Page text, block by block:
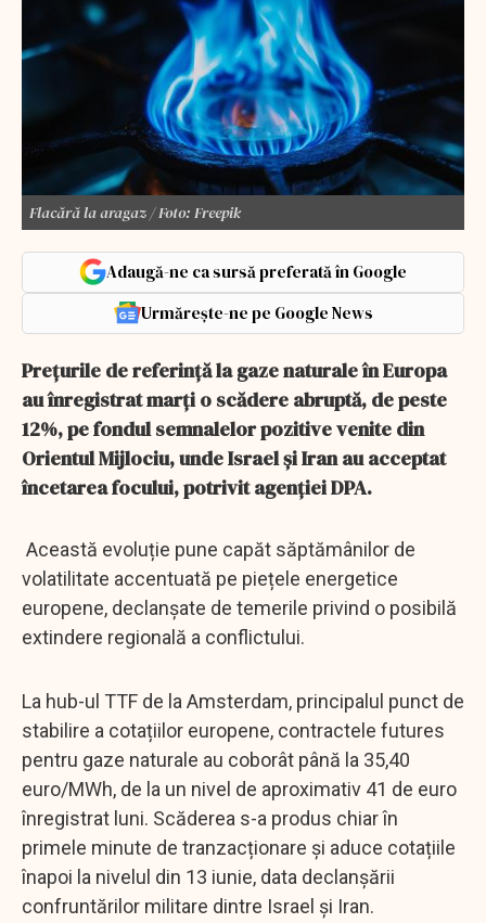
Flacără la aragaz / Foto: Freepik
Adaugă-ne ca sursă preferată în Google
Urmărește-ne pe Google News
Prețurile de referință la gaze naturale în Europa
au înregistrat marți o scădere abruptă, de peste
12%, pe fondul semnalelor pozitive venite din
Orientul Mijlociu, unde Israel și Iran au acceptat
încetarea focului, potrivit agenției DPA.
Această evoluție pune capăt săptămânilor de
volatilitate accentuată pe piețele energetice
europene, declanșate de temerile privind o posibilă
extindere regională a conflictului.
La hub-ul TTF de la Amsterdam, principalul punct de
stabilire a cotațiilor europene, contractele futures
pentru gaze naturale au coborât până la 35,40
euro/MWh, de la un nivel de aproximativ 41 de euro
înregistrat luni. Scăderea s-a produs chiar în
primele minute de tranzacționare și aduce cotațiile
înapoi la nivelul din 13 iunie, data declanșării
confruntărilor militare dintre Israel și Iran.